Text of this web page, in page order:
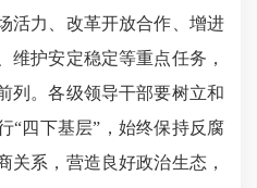
活力、改革开放合作、增进
维护安定稳定等重点任务，
列。各级领导干部要树立和
“四下基层”，始终保持反腐
关系，营造良好政治生态，